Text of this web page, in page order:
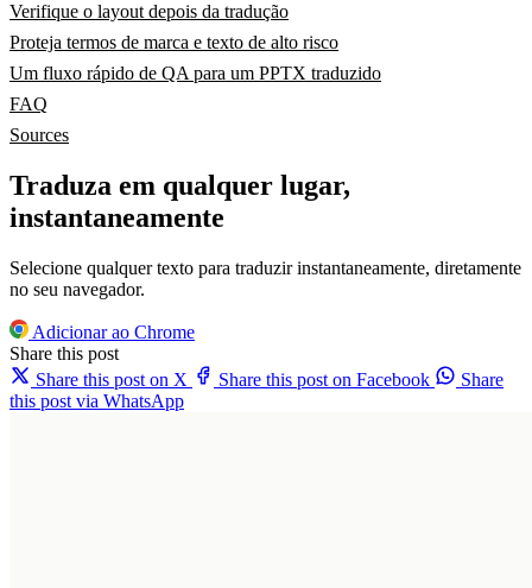
Verifique o layout depois da tradução
Proteja termos de marca e texto de alto risco
Um fluxo rápido de QA para um PPTX traduzido
FAQ
Sources
Traduza em qualquer lugar,
instantaneamente
Selecione qualquer texto para traduzir instantaneamente, diretamente
no seu navegador.
Adicionar ao Chrome
Share this post
Share this post on X
Share this post on Facebook
Share
this post via WhatsApp